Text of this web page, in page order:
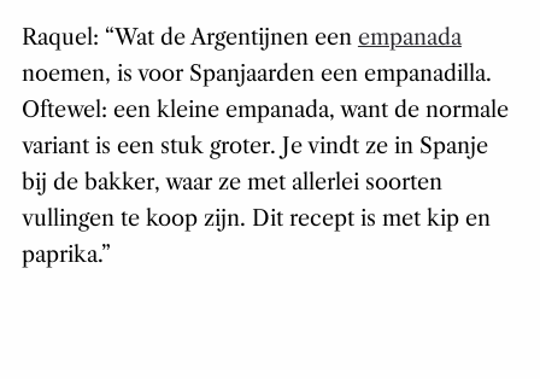
Raquel: “Wat de Argentijnen een empanada
noemen, is voor Spanjaarden een empanadilla.
Oftewel: een kleine empanada, want de normale
variant is een stuk groter. Je vindt ze in Spanje
bij de bakker, waar ze met allerlei soorten
vullingen te koop zijn. Dit recept is met kip en
paprika.”